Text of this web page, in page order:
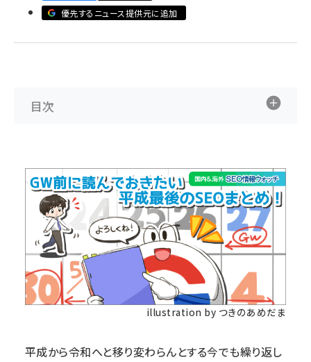
優先するニュース提供元に追加
目次
illustration by つきのあめだま
平成から令和へと移り変わらんとする今でも繰り返し